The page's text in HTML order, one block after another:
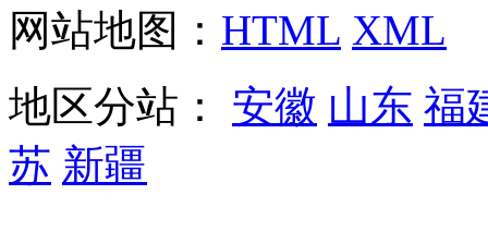
网站地图： HTML XML
地区分站： 安徽 山东 福
苏 新疆